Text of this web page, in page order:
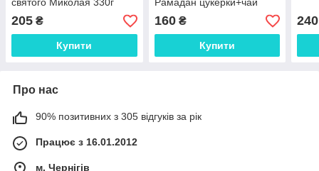
святого Миколая 330г
205 ₴
Купити
Рамадан цукерки+чай
160₴
Купити
240
Про нас
90% позитивних з 305 відгуків за рік
Працює з 16.01.2012
м. Чернігів